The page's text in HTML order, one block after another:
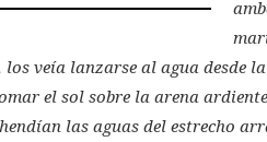
los veía lanzarse al agua desde
el sol sobre la arena
las aguas del estrecho